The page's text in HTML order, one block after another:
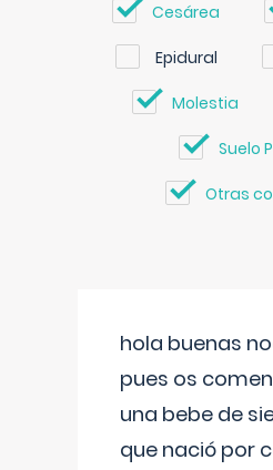
Cesárea
Epidural
Molestia
Suelo
Otras
hola buenas
pues os
una bebe de
que nació por